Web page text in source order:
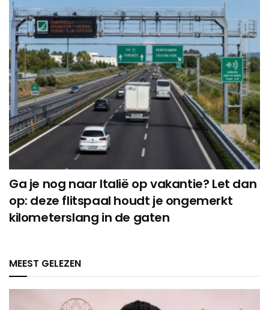
Ga je nog naar Italië op vakantie? Let dan
op: deze flitspaal houdt je ongemerkt
kilometerslang in de gaten
MEEST GELEZEN